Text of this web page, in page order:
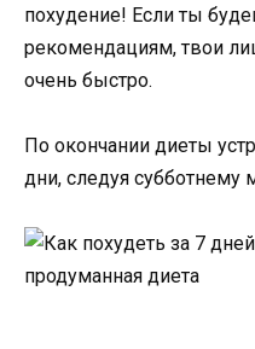
похудение! Если ты
рекомендациям, твои
очень быстро.
По окончании диеты
дни, следуя субботнему